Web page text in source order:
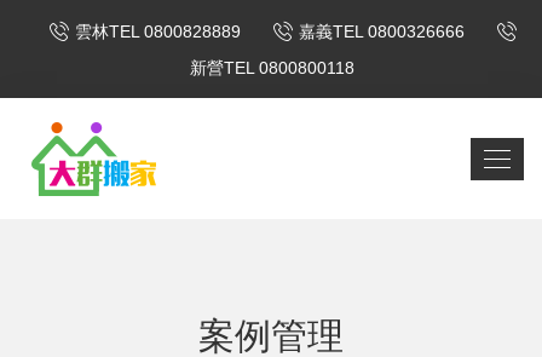
雲林TEL 0800828889
嘉義TEL 0800326666
新營TEL 0800800118
案例管理